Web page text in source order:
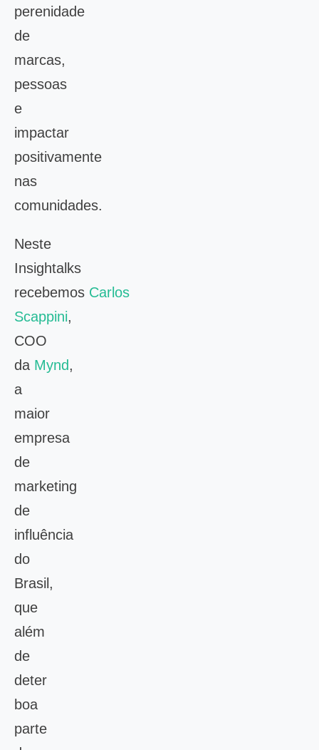
perenidade
de
marcas,
pessoas
e
impactar
positivamente
nas
comunidades.
Neste
Insightalks
recebemos Carlos
Scappini,
COO
da Mynd,
a
maior
empresa
de
marketing
de
influência
do
Brasil,
que
além
de
deter
boa
parte